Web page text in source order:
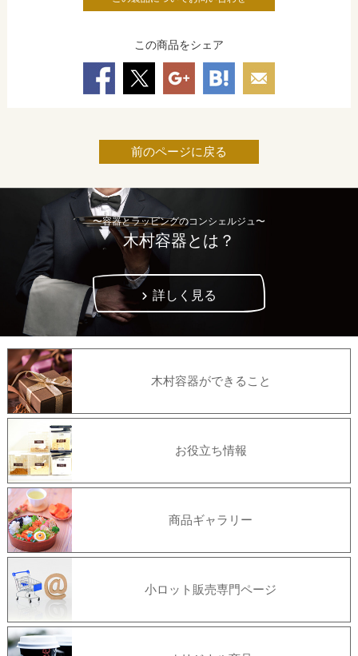
この商品をシェア
前のページに戻る
〜容器とラッピングのコンシェルジュ〜
木村容器とは？
詳しく見る
木村容器ができること
お役立ち情報
商品ギャラリー
小ロット販売専門ページ